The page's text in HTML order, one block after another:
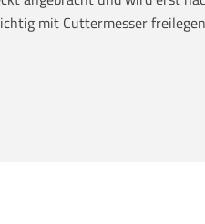
mit Cuttermesser